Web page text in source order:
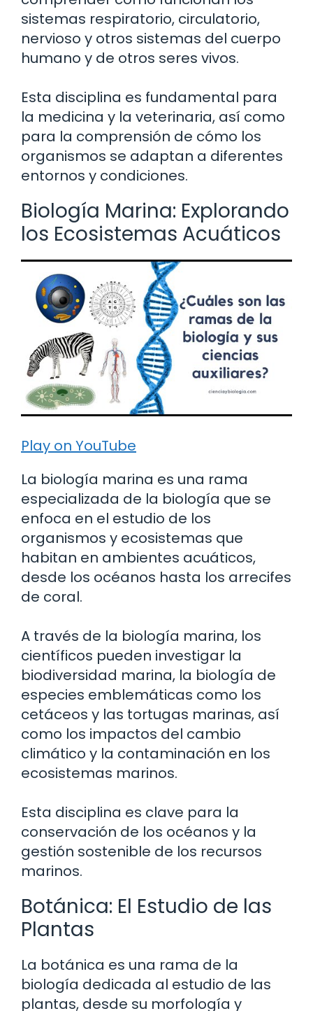
sistemas respiratorio, circulatorio,
nervioso y otros sistemas del cuerpo
humano y de otros seres vivos.
Esta disciplina es fundamental para
la medicina y la veterinaria, así como
para la comprensión de cómo los
organismos se adaptan a diferentes
entornos y condiciones.
Biología Marina: Explorando
los Ecosistemas Acuáticos
Play on YouTube
La biología marina es una rama
especializada de la biología que se
enfoca en el estudio de los
organismos y ecosistemas que
habitan en ambientes acuáticos,
desde los océanos hasta los arrecifes
de coral.
A través de la biología marina, los
científicos pueden investigar la
biodiversidad marina, la biología de
especies emblemáticas como los
cetáceos y las tortugas marinas, así
como los impactos del cambio
climático y la contaminación en los
ecosistemas marinos.
Esta disciplina es clave para la
conservación de los océanos y la
gestión sostenible de los recursos
marinos.
Botánica: El Estudio de las
Plantas
La botánica es una rama de la
biología dedicada al estudio de las
plantas, desde su morfología y